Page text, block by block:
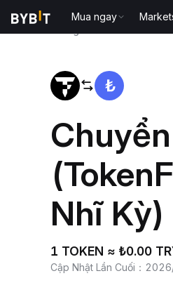
Mua ngay
Nhĩ Kỳ)
1 TOKEN ≈ ₺0.00
Cập Nhật Lần Cuối ：